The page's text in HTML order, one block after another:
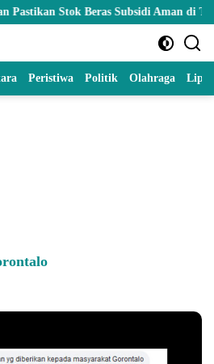
Beras Subsidi Aman di Tengah
Peristiwa Politik Olahraga